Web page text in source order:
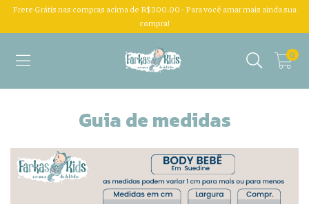
Frete Grátis nas compras acima de R$300,00 - Para você amar mais ainda sua
compra!
0
Guia de medidas